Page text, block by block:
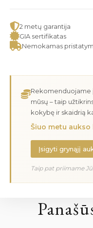
2 metų garantija
GIA sertifikatas
Nemokamas
Rekomenduojame
mūsų – taip
kokybę ir skaidrią
Šiuo metu aukso
Įsigyti grynąjį
Taip pat priimame